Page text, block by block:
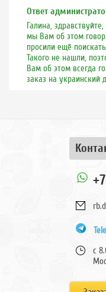
Ответ
Галина,
мы Вам об этом
просили ещё
Такого не нашли,
Вам об этом всегда
заказ на украинский
с